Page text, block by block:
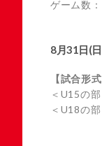
ゲーム数
8月31日(
【試合形式
＜U15の
＜U18の